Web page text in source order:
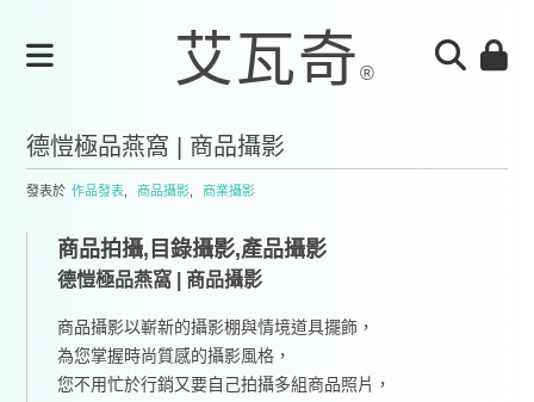
德愷極品燕窩 | 商品攝影
發表於 作品發表 商品攝影 商業攝影
商品拍攝,目錄攝影,產品攝影
德愷極品燕窩 | 商品攝影
商品攝影以嶄新的攝影棚與情境道具擺飾，
為您掌握時尚質感的攝影風格，
您不用忙於行銷又要自己拍攝多組商品照片，